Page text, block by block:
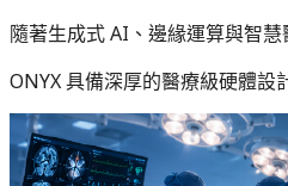
隨著生成式 AI、邊緣運算與智
ONYX 具備深厚的醫療級硬體